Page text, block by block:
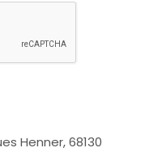
Henner, 68130